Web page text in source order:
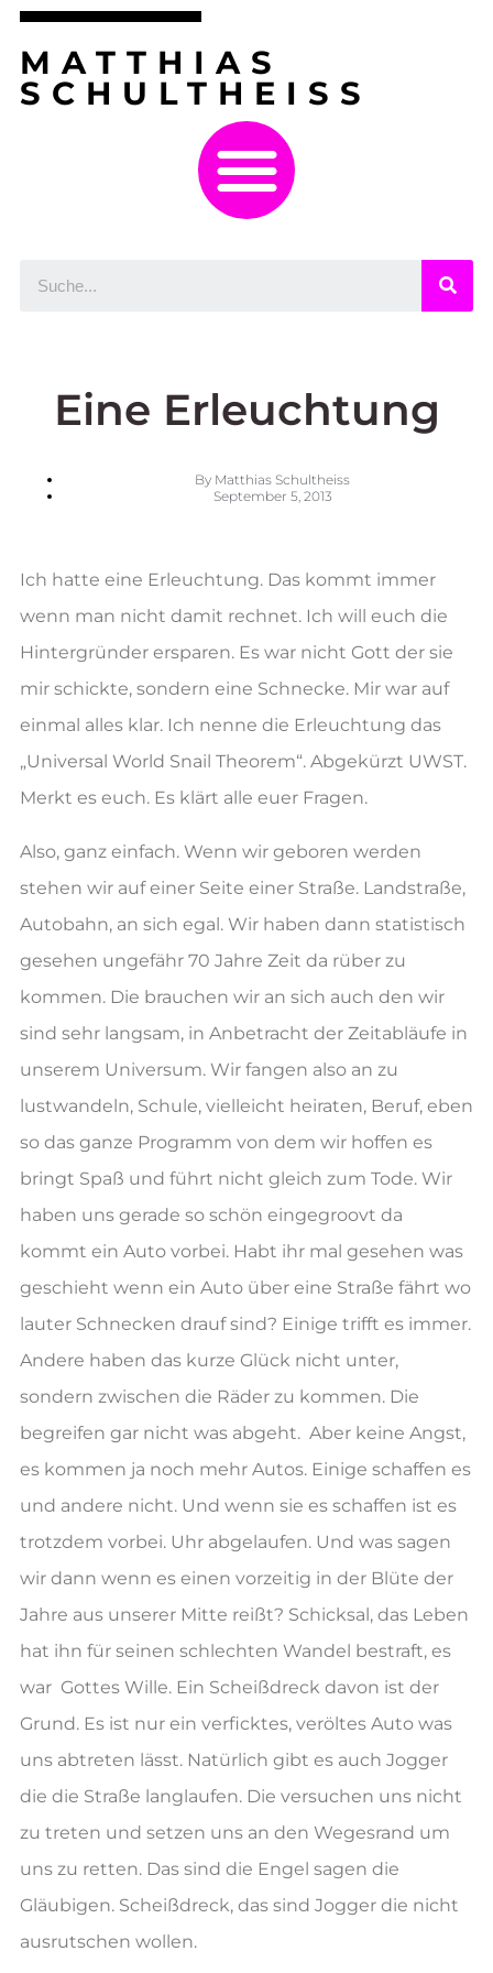
MATTHIAS
SCHULTHEISS
Eine Erleuchtung
By Matthias Schultheiss
September 5, 2013
Ich hatte eine Erleuchtung. Das kommt immer
wenn man nicht damit rechnet. Ich will euch die
Hintergründer ersparen. Es war nicht Gott der sie
mir schickte, sondern eine Schnecke. Mir war auf
einmal alles klar. Ich nenne die Erleuchtung das
„Universal World Snail Theorem“. Abgekürzt UWST.
Merkt es euch. Es klärt alle euer Fragen.
Also, ganz einfach. Wenn wir geboren werden
stehen wir auf einer Seite einer Straße. Landstraße,
Autobahn, an sich egal. Wir haben dann statistisch
gesehen ungefähr 70 Jahre Zeit da rüber zu
kommen. Die brauchen wir an sich auch den wir
sind sehr langsam, in Anbetracht der Zeitabläufe in
unserem Universum. Wir fangen also an zu
lustwandeln, Schule, vielleicht heiraten, Beruf, eben
so das ganze Programm von dem wir hoffen es
bringt Spaß und führt nicht gleich zum Tode. Wir
haben uns gerade so schön eingegroovt da
kommt ein Auto vorbei. Habt ihr mal gesehen was
geschieht wenn ein Auto über eine Straße fährt wo
lauter Schnecken drauf sind? Einige trifft es immer.
Andere haben das kurze Glück nicht unter,
sondern zwischen die Räder zu kommen. Die
begreifen gar nicht was abgeht. Aber keine Angst,
es kommen ja noch mehr Autos. Einige schaffen es
und andere nicht. Und wenn sie es schaffen ist es
trotzdem vorbei. Uhr abgelaufen. Und was sagen
wir dann wenn es einen vorzeitig in der Blüte der
Jahre aus unserer Mitte reißt? Schicksal, das Leben
hat ihn für seinen schlechten Wandel bestraft, es
war Gottes Wille. Ein Scheißdreck davon ist der
Grund. Es ist nur ein verficktes, veröltes Auto was
uns abtreten lässt. Natürlich gibt es auch Jogger
die die Straße langlaufen. Die versuchen uns nicht
zu treten und setzen uns an den Wegesrand um
uns zu retten. Das sind die Engel sagen die
Gläubigen. Scheißdreck, das sind Jogger die nicht
ausrutschen wollen.